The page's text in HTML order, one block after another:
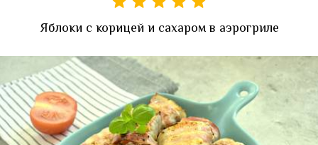
Яблоки с корицей и сахаром в аэрогриле